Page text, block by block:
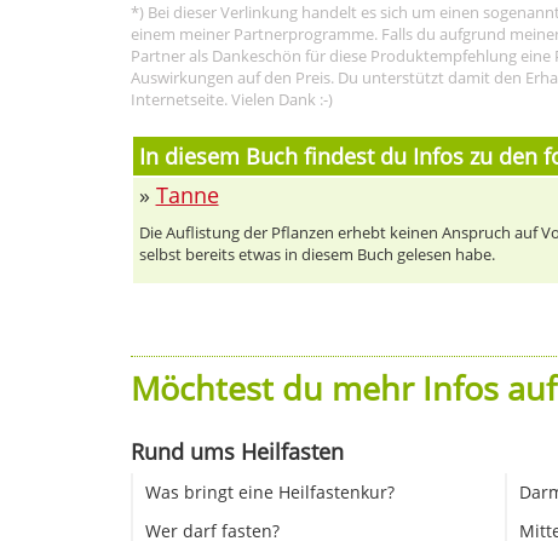
*) Bei dieser Verlinkung handelt es sich um einen
einem meiner Partnerprogramme. Falls du aufgrund
Partner als Dankeschön für diese Produktempfehlung
Auswirkungen auf den Preis. Du unterstützt damit den
Internetseite. Vielen Dank :-)
In diesem Buch findest du Infos zu den
» Tanne
Die Auflistung der Pflanzen erhebt keinen Anspruch auf
selbst bereits etwas in diesem Buch gelesen habe.
Möchtest du mehr Infos
Rund ums Heilfasten
Was bringt eine Heilfastenkur?
Wer darf fasten?